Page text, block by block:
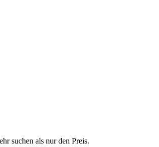
suchen als nur den Preis.